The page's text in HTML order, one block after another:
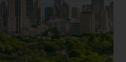
SOLAR